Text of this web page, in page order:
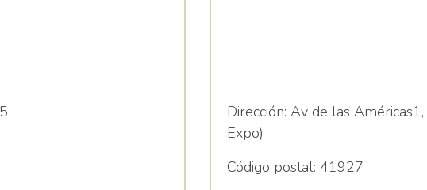
Dirección: Av de las
Expo)
Código postal: 41927